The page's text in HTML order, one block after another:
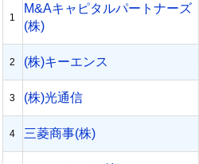
1
M&Aキャピタルパートナーズ
(株)
2 (株)キーエンス
3 (株)光通信
4 三菱商事(株)